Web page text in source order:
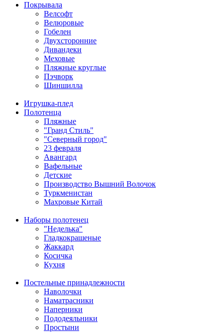
Покрывала
Велсофт
Велюровые
Гобелен
Двухсторонние
Дивандеки
Меховые
Пляжные круглые
Пэчворк
Шиншилла
Игрушка-плед
Полотенца
Пляжные
"Гранд Стиль"
"Северный город"
23 февраля
Авангард
Вафельные
Детские
Производство Вышний Волочок
Туркменистан
Махровые Китай
Наборы полотенец
"Неделька"
Гладкокрашеные
Жаккард
Косичка
Кухня
Постельные принадлежности
Наволочки
Наматрасники
Наперники
Пододеяльники
Простыни